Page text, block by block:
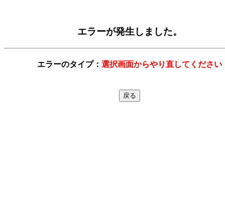
エラーが発生しました。
エラーのタイプ： 選択画面からやり直してください